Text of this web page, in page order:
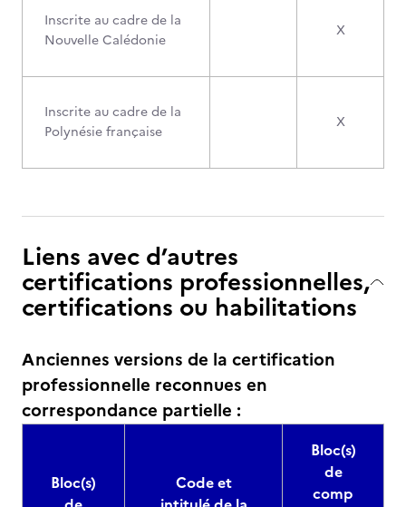
Inscrite au cadre de la
Nouvelle Calédonie
X
Inscrite au cadre de la
Polynésie française
X
Liens avec d’autres
certifications professionnelles,
certifications ou habilitations
Anciennes versions de la certification
professionnelle reconnues en
correspondance partielle :
Bloc(s)
Code et
Bloc(s)
de
comp